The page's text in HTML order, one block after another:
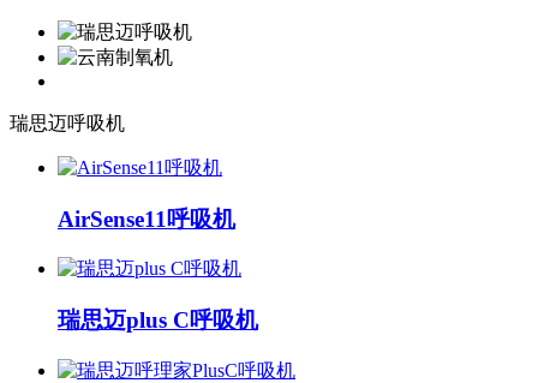
瑞思迈呼吸机
AirSense11呼吸机
瑞思迈plus C呼吸机